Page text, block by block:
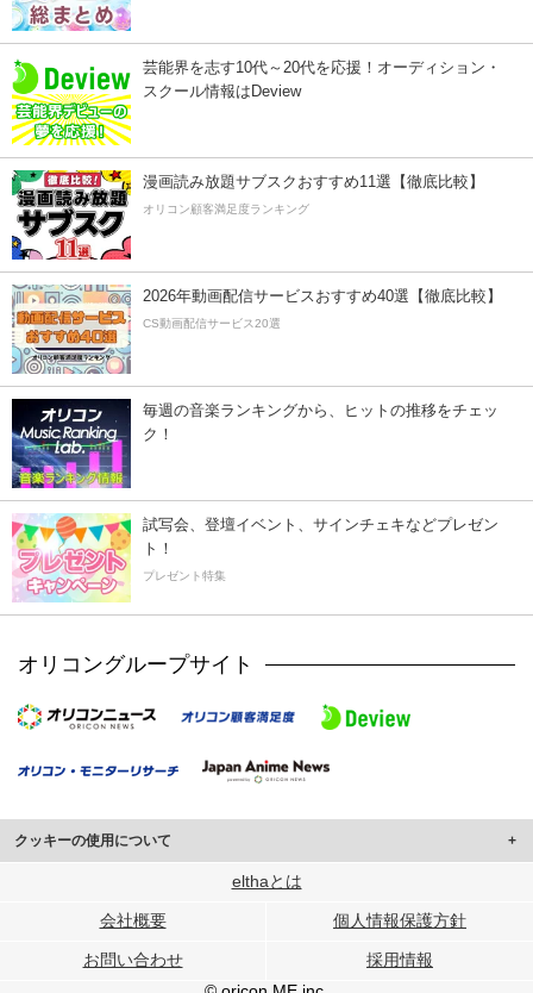
芸能界を志す10代～20代を応援！オーディション・
スクール情報はDeview
漫画読み放題サブスクおすすめ11選【徹底比較】
オリコン顧客満足度ランキング
2026年動画配信サービスおすすめ40選【徹底比較】
CS動画配信サービス20選
毎週の音楽ランキングから、ヒットの推移をチェッ
ク！
試写会、登壇イベント、サインチェキなどプレゼン
ト！
プレゼント特集
オリコングループサイト
クッキーの使用について
このサイトでは Cookie を使用して、ユーザーに合わせたコンテンツや広告の
行っています。
メディアや広告配信、データ解析の各パートナーに提供しています。
elthaとは
会社概要 個人情報保護方針
お問い合わせ
採用情報